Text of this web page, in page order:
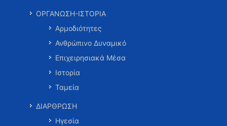
ΟΡΓΑΝΩΣΗ-ΙΣΤΟΡΙΑ
Αρμοδιότητες
Ανθρώπινο Δυναμικό
Επιχειρησιακά Μέσα
Ιστορία
Ταμεία
ΔΙΑΡΘΡΩΣΗ
Ηγεσία